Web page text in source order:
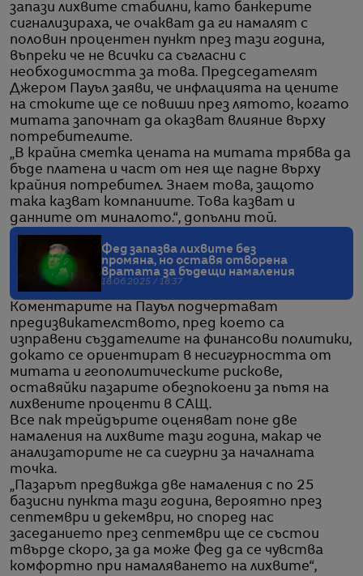
запази лихвите стабилни, като банкерите
сигнализираха, че очакват да ги намалят с
половин процентен пункт през тази година,
въпреки че не всички са съгласни с
необходимостта за това. Председателят
Джером Пауъл заяви, че инфлацията на цените
на стоките ще се повиши през лятото, когато
митата започнат да оказват влияние върху
потребителите.
„В крайна сметка цената на митата трябва да
бъде платена и част от нея ще падне върху
крайния потребител. Знаем това, защото
така казват компаниите. Това казват и
данните от миналото.“, допълни той.
Фед запазва лихвите без
промяна, но оставя отворена
вратата за бъдещи намаления
18.06.2025 / 18:37
Коментарите на Пауъл подчертават
предизвикателството, пред което са
изправени създателите на финансови политики,
докато се ориентират в несигурността от
митата и геополитическите рискове,
оставяйки пазарите обезпокоени за пътя на
лихвените проценти в САЩ.
Все пак трейдърите оценяват поне две
намаления на лихвите тази година, макар че
анализаторите не са сигурни за началната
точка.
„Пазарът предвижда две намаления с по 25
базисни пункта тази година, вероятно през
септември и декември, но според нас
заседанието през септември ще се състои
твърде скоро, за да може Фед да се чувства
комфортно при намаляването на лихвите“,